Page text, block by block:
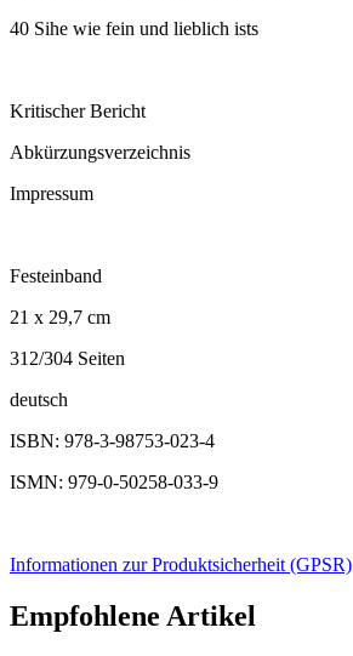
40 Sihe wie fein und lieblich ists
Kritischer Bericht
Abkürzungsverzeichnis
Impressum
Festeinband
21 x 29,7 cm
312/304 Seiten
deutsch
ISBN: 978-3-98753-023-4
ISMN: 979-0-50258-033-9
Informationen zur Produktsicherheit (GPSR)
Empfohlene Artikel